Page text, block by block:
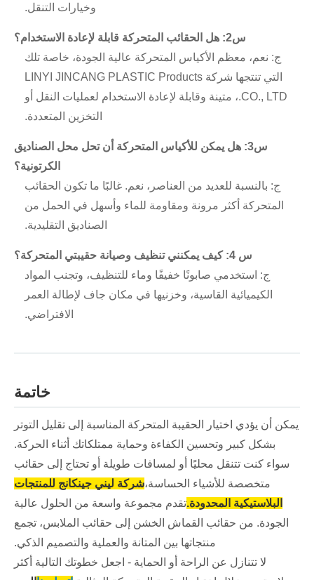
وخيارات التنقل.
س2: هل الحقائب المتحركة قابلة لإعادة الاستخدام؟
ج: نعم، معظم الأكياس المتحركة عالية الجودة، خاصة تلك
التي تنتجها شركة LINYI JINCANG PLASTIC Products
CO., LTD.، متينة وقابلة لإعادة الاستخدام لعمليات النقل أو
التخزين المتعددة.
س3: هل يمكن للأكياس المتحركة أن تحل محل الصناديق
الكرتونية؟
ج: بالنسبة للعديد من العناصر، نعم. غالبًا ما تكون الحقائب
المتحركة أكثر مرونة ومقاومة للماء وأسهل في الحمل من
الصناديق التقليدية.
س 4: كيف يمكنني تنظيف وصيانة حقيبتي المتحركة؟
ج: استخدمي صابونًا خفيفًا وماء للتنظيف، وتجنب المواد
الكيميائية القاسية، وخزنيها في مكان جاف لإطالة العمر
الافتراضي.
خاتمة
يمكن أن يؤدي اختيار الحقيبة المتحركة المناسبة إلى تقليل التوتر
بشكل كبير وتحسين الكفاءة وحماية ممتلكاتك أثناء الحركة.
سواء كنت تتنقل محليًا أو لمسافات طويلة أو تحتاج إلى حقائب
متخصصة للأشياء الحساسة،شركة ليني جينكانج للمنتجات
البلاستيكية المحدودة.تقدم مجموعة واسعة من الحلول عالية
الجودة. من حقائب القماش الخشن إلى حقائب الملابس، تجمع
منتجاتها بين المتانة والعملية والتصميم الذكي.
لا تتنازل عن الراحة أو الحماية - اجعل خطوتك التالية أكثر